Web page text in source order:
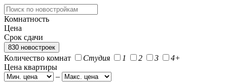
Комнатность
Цена
Срок сдачи
830 новостроек
Количество комнат Студия 1 2 3
4+
Цена квартиры
–